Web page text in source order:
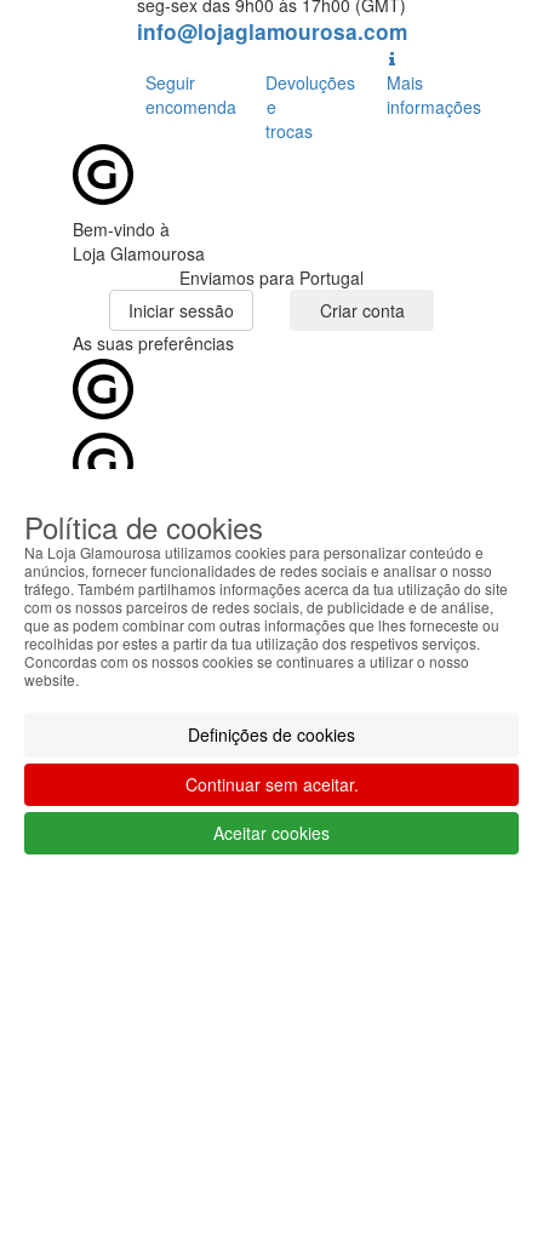
seg-sex das 9h00 às 17h00 (GMT)
info@lojaglamourosa.com
Seguir
encomenda
Devoluções
e
trocas
Mais
informações
Bem-vindo à
Loja Glamourosa
Enviamos para Portugal
Iniciar sessão
Criar conta
As suas preferências
HOME
AJUDA
MENU
0 CARRINHO
EU
Segue @lojaglamourosacom nas redes
sociais
Política de cookies
Na Loja Glamourosa utilizamos cookies para personalizar conteúdo e
anúncios, fornecer funcionalidades de redes sociais e analisar o nosso
tráfego. Também partilhamos informações acerca da tua utilização do site
com os nossos parceiros de redes sociais, de publicidade e de análise,
que as podem combinar com outras informações que lhes forneceste ou
recolhidas por estes a partir da tua utilização dos respetivos serviços.
Concordas com os nossos cookies se continuares a utilizar o nosso
website.
Definições de cookies
Continuar sem aceitar.
Aceitar cookies